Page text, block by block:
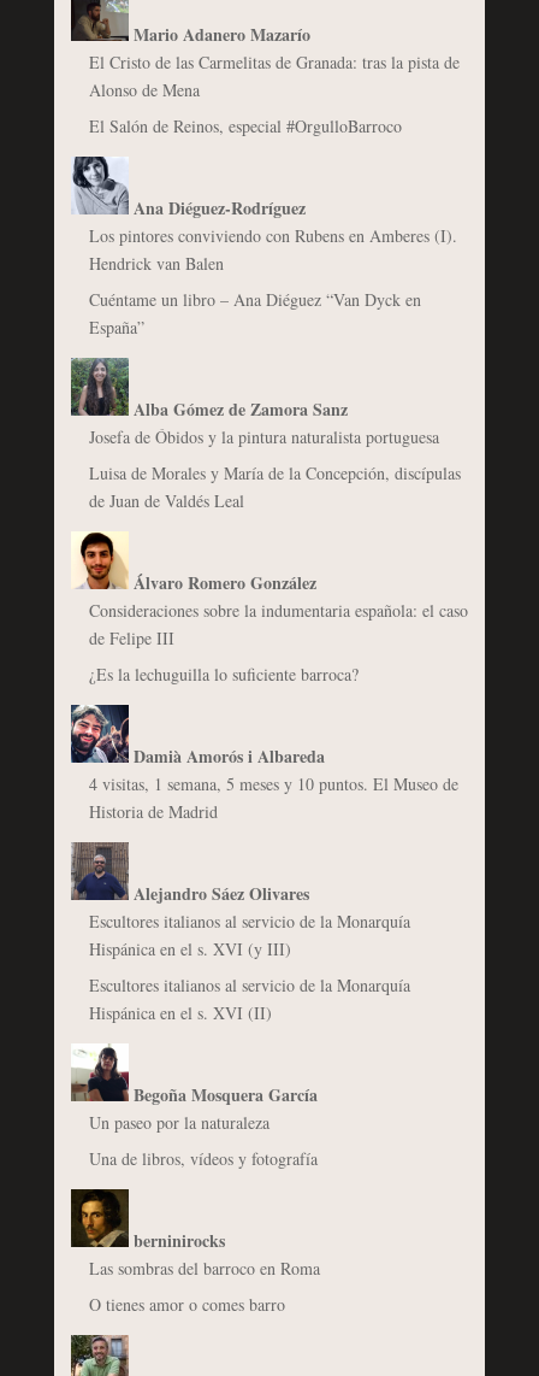
Mario Adanero Mazarío
El Cristo de las Carmelitas de Granada: tras la pista de
Alonso de Mena
El Salón de Reinos, especial #OrgulloBarroco
Ana Diéguez-Rodríguez
Los pintores conviviendo con Rubens en Amberes (I).
Hendrick van Balen
Cuéntame un libro – Ana Diéguez “Van Dyck en
España”
Alba Gómez de Zamora Sanz
Josefa de Óbidos y la pintura naturalista portuguesa
Luisa de Morales y María de la Concepción, discípulas
de Juan de Valdés Leal
Álvaro Romero González
Consideraciones sobre la indumentaria española: el caso
de Felipe III
¿Es la lechuguilla lo suficiente barroca?
Damià Amorós i Albareda
4 visitas, 1 semana, 5 meses y 10 puntos. El Museo de
Historia de Madrid
Alejandro Sáez Olivares
Escultores italianos al servicio de la Monarquía
Hispánica en el s. XVI (y III)
Escultores italianos al servicio de la Monarquía
Hispánica en el s. XVI (II)
Begoña Mosquera García
Un paseo por la naturaleza
Una de libros, vídeos y fotografía
berninirocks
Las sombras del barroco en Roma
O tienes amor o comes barro